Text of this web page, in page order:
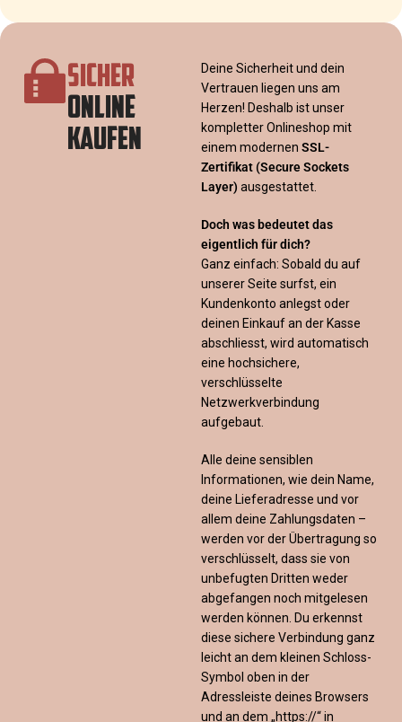
SICHER
ONLINE
KAUFEN
Deine Sicherheit und dein
Vertrauen liegen uns am
Herzen! Deshalb ist unser
kompletter Onlineshop mit
einem modernen SSL-
Zertifikat (Secure Sockets
Layer) ausgestattet.
Doch was bedeutet das
eigentlich für dich?
Ganz einfach: Sobald du auf
unserer Seite surfst, ein
Kundenkonto anlegst oder
deinen Einkauf an der Kasse
abschliesst, wird automatisch
eine hochsichere,
verschlüsselte
Netzwerkverbindung
aufgebaut.
Alle deine sensiblen
Informationen, wie dein Name,
deine Lieferadresse und vor
allem deine Zahlungsdaten –
werden vor der Übertragung so
verschlüsselt, dass sie von
unbefugten Dritten weder
abgefangen noch mitgelesen
werden können. Du erkennst
diese sichere Verbindung ganz
leicht an dem kleinen Schloss-
Symbol oben in der
Adressleiste deines Browsers
und an dem „https://“ in